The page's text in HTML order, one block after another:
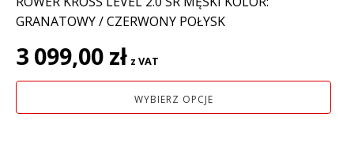
GRANATOWY / CZERWONY POŁYSK
3 099,00 zł z VAT
WYBIERZ OPCJE